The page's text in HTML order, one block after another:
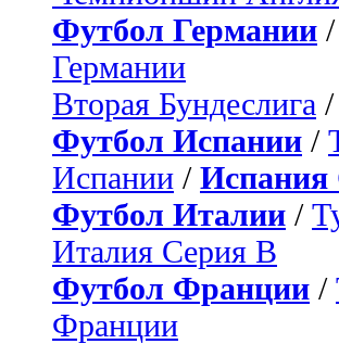
Футбол Германии /
Германии
Вторая Бундеслига /
Футбол Испании /
Испании / Испания
Футбол Италии /
Италия Серия B
Футбол Франции /
Франции